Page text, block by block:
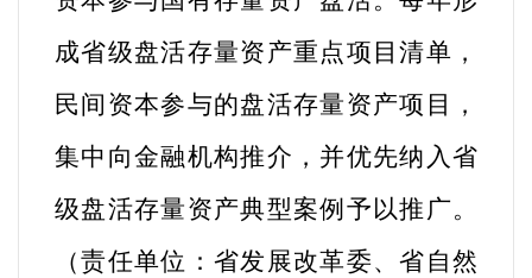
成省级盘活存量资产重点项目清单，
民间资本参与的盘活存量资产项目，
集中向金融机构推介，并优先纳入省
级盘活存量资产典型案例予以推广。
（责任单位：省发展改革委、省自然